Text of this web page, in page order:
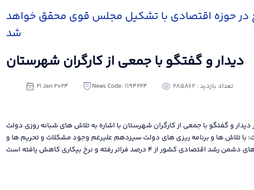
در حوزه اقتصادی با تشکیل مجلس قوی محقق خواهد
شد
دیدار و گفتگو با جمعی از کارگران شهرستان
21 Jan 2024 News Code: 1194224 تعداد بازدید : 285862
دیدار و گفتگو با جمعی از کارگران شهرستان با اشاره به تلاش های شبانه روزی دولت
تلاش ها و برنامه ریزی های دولت سیزدهم علیرغم وجود مشکلات و تحریم ها و